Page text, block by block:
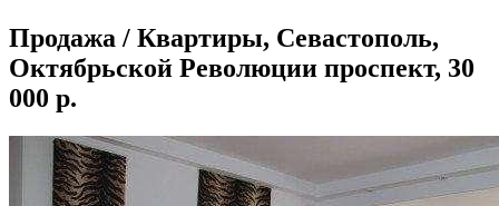
Продажа / Квартиры, Севастополь,
Октябрьской Революции проспект, 30
000 р.